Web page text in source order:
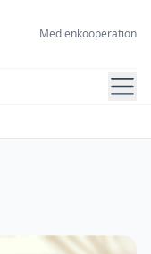
Medienkooperation